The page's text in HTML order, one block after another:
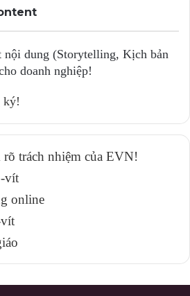
nội dung (Storytelling, Kịch bản
doanh nghiệp!
ký!
trách nhiệm của EVN!
vít
online